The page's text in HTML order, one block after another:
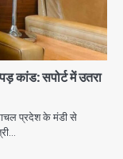
कांड: सपोर्ट में उतरा
प्रदेश के मंडी से
School
भारती स्कूल में
में चल रही थी
की शिकायत पर
साथ में प्रियंका की
छात्रों से संवाद,